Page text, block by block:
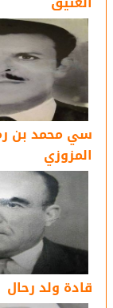
سي محمد بن
المزوزي
قادة ولد رحال